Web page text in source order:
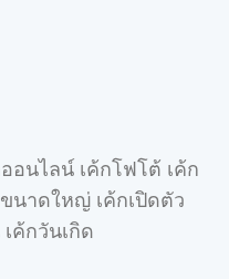
อนไลน์ เค้กโฟโต้ เค้ก
นาดใหญ่ เค้กเปิดตัว
ค้กวันเกิด